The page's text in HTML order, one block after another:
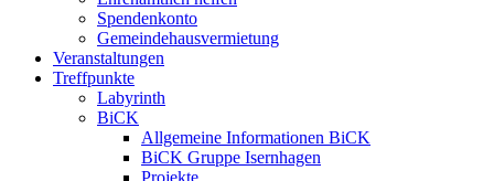
Spendenkonto
Gemeindehausvermietung
Veranstaltungen
Treffpunkte
Labyrinth
BiCK
Allgemeine Informationen BiCK
BiCK Gruppe Isernhagen
Projekte